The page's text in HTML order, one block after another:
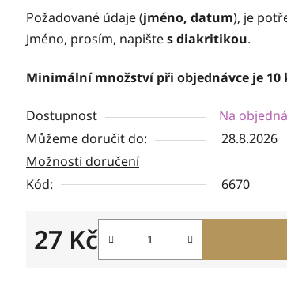
Požadované údaje (jméno, datum), je
Jméno, prosím, napištes diakritikou.
Minimální množství při objednávce je 10
Dostupnost Na
Můžeme doručit do:
28.8.2026
Možnosti doručení
Kód:
6670
27 Kč
Měrná cena: